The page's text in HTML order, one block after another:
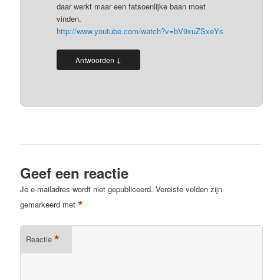
daar werkt maar een fatsoenlijke baan moet
vinden.
http://www.youtube.com/watch?v=bV9xuZSxeYs
Antwoorden ↓
Geef een reactie
Je e-mailadres wordt niet gepubliceerd. Vereiste velden zijn
gemarkeerd met*
Reactie *